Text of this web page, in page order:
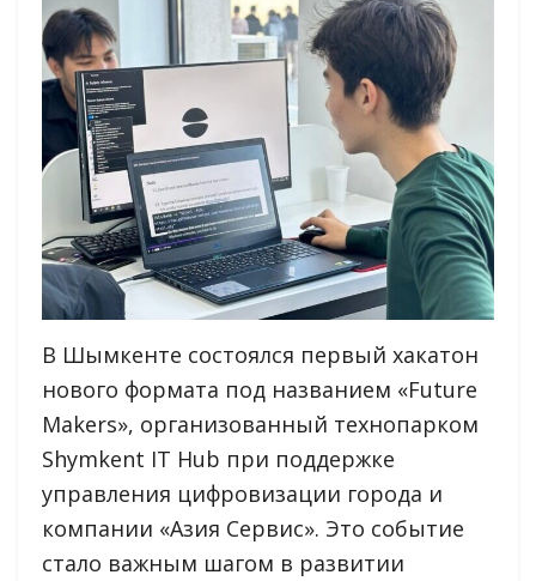
В Шымкенте состоялся первый хакатон
нового формата под названием «Future
Makers», организованный технопарком
Shymkent IT Hub при поддержке
управления цифровизации города и
компании «Азия Сервис». Это событие
стало важным шагом в развитии